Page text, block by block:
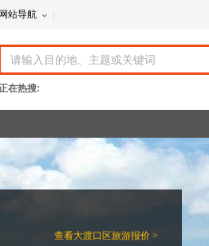
网站导航
在热搜:
查看大渡口区旅游报价 >